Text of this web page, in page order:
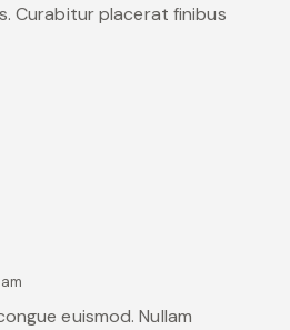
Curabitur placerat finibus
am
euismod. Nullam